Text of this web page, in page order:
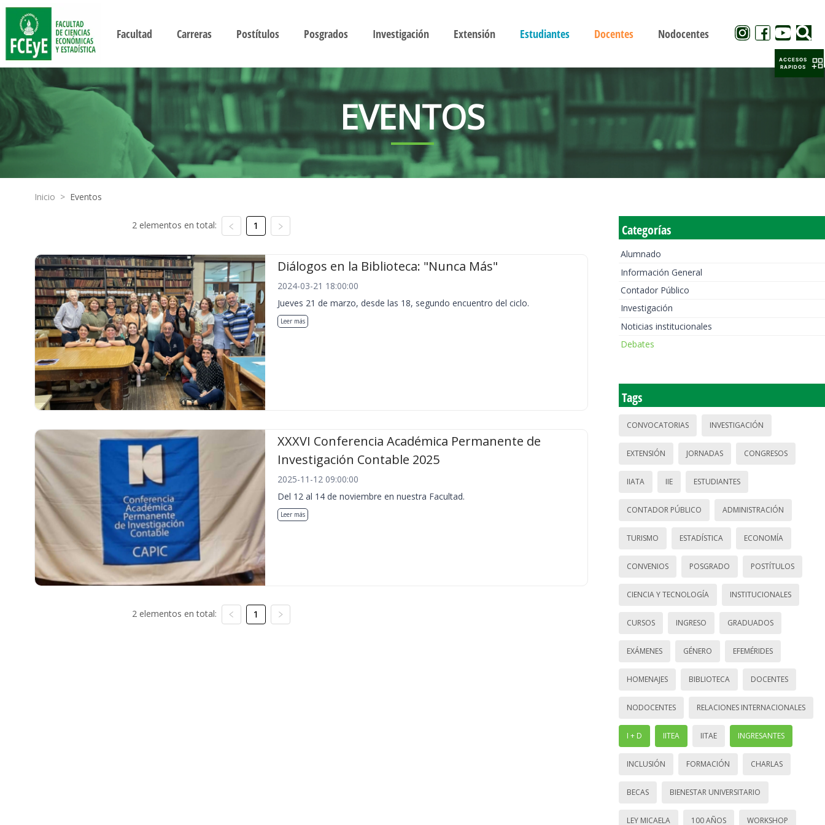
Facultad Carreras Postítulos Posgrados Investigación Extensión Estudiantes Docentes Nodocentes
EVENTOS
Inicio > Eventos
2 elementos en total: 1
Diálogos en la Biblioteca: "Nunca Más"
2024-03-21 18:00:00
Jueves 21 de marzo, desde las 18, segundo encuentro del ciclo.
Leer más
XXXVI Conferencia Académica Permanente de
Investigación Contable 2025
2025-11-12 09:00:00
Del 12 al 14 de noviembre en nuestra Facultad.
Leer más
2 elementos en total: 1
Categorías
Alumnado
Información General
Contador Público
Investigación
Noticias institucionales
Debates
Tags
CONVOCATORIAS INVESTIGACIÓN
EXTENSIÓN JORNADAS CONGRESOS
IIATA IIE ESTUDIANTES
CONTADOR PÚBLICO ADMINISTRACIÓN
TURISMO ESTADÍSTICA ECONOMÍA
CONVENIOS POSGRADO POSTÍTULOS
CIENCIA Y TECNOLOGÍA INSTITUCIONALES
CURSOS INGRESO GRADUADOS
EXÁMENES GÉNERO EFEMÉRIDES
HOMENAJES BIBLIOTECA DOCENTES
NODOCENTES RELACIONES INTERNACIONALES
I + D IITEA IITAE INGRESANTES
INCLUSIÓN FORMACIÓN CHARLAS
BECAS BIENESTAR UNIVERSITARIO
LEY MICAELA 100 AÑOS WORKSHOP
ACCESOS
RAPIDOS